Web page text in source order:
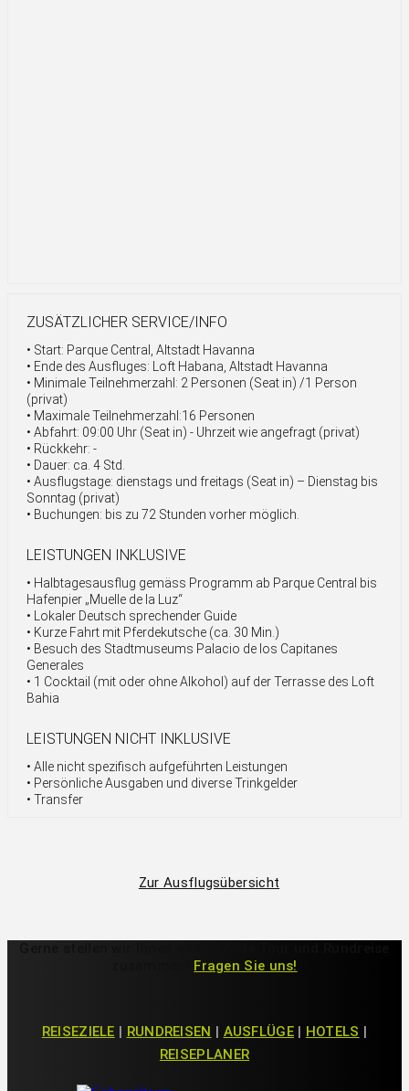
ZUSÄTZLICHER SERVICE/INFO
• Start: Parque Central, Altstadt Havanna
• Ende des Ausfluges: Loft Habana, Altstadt Havanna
• Minimale Teilnehmerzahl: 2 Personen (Seat in) /1 Person
(privat)
• Maximale Teilnehmerzahl:16 Personen
• Abfahrt: 09:00 Uhr (Seat in) - Uhrzeit wie angefragt (privat)
• Rückkehr: -
• Dauer: ca. 4 Std.
• Ausflugstage: dienstags und freitags (Seat in) – Dienstag bis
Sonntag (privat)
• Buchungen: bis zu 72 Stunden vorher möglich.
LEISTUNGEN INKLUSIVE
• Halbtagesausflug gemäss Programm ab Parque Central bis
Hafenpier „Muelle de la Luz“
• Lokaler Deutsch sprechender Guide
• Kurze Fahrt mit Pferdekutsche (ca. 30 Min.)
• Besuch des Stadtmuseums Palacio de los Capitanes
Generales
• 1 Cocktail (mit oder ohne Alkohol) auf der Terrasse des Loft
Bahia
LEISTUNGEN NICHT INKLUSIVE
• Alle nicht spezifisch aufgeführten Leistungen
• Persönliche Ausgaben und diverse Trinkgelder
• Transfer
Zur Ausflugsübersicht
Fragen Sie uns!
REISEZIELE | RUNDREISEN | AUSFLÜGE| HOTELS |
REISEPLANER